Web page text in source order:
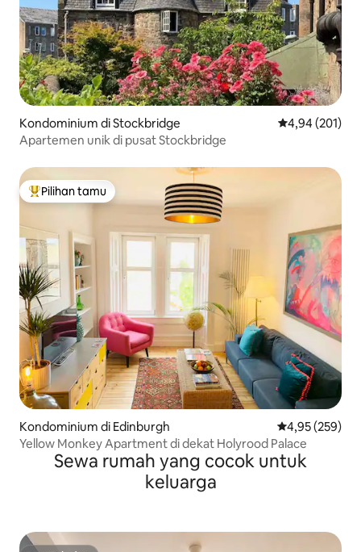
Kondominium di Stockbridge Nilai rata-rata
4,94 (201)
Apartemen unik di pusat Stockbridge
Pilihan tamu terpopuler
Pilihan tamu
Kondominium di Edinburgh Nilai rata-rata
4,95 (259)
Yellow Monkey Apartment di dekat Holyrood Palace
Sewa rumah yang cocok untuk
keluarga